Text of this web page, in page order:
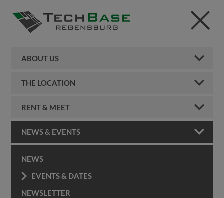
ABOUT US
THE LOCATION
RENT & MEET
NEWS & EVENTS
NEWS
EVENTS & DATES
NEWSLETTER